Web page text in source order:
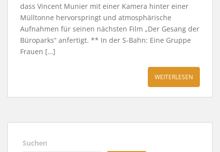
dass Vincent Munier mit einer Kamera hinter einer
Mülltonne hervorspringt und atmosphärische
Aufnahmen für seinen nächsten Film „Der Gesang der
Büroparks“ anfertigt. ** In der S-Bahn: Eine Gruppe
Frauen […]
WEITERLESEN
Suchen